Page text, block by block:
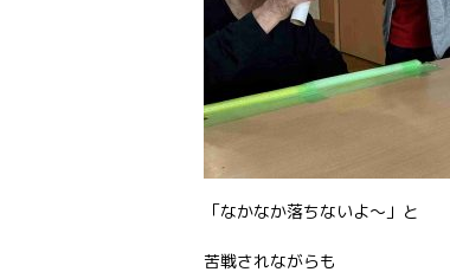
「なかなか落ちないよ～」と
苦戦されながらも